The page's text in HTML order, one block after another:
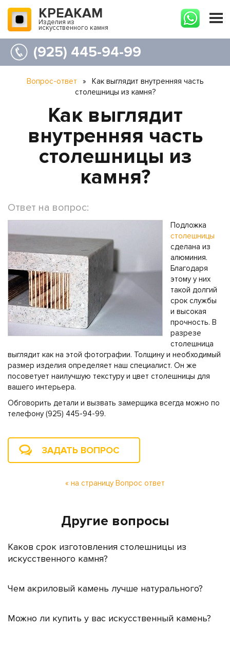
КРЕАКАМ
Изделия из
искусственного камня
(925) 445-94-99
Вопрос-ответ »
Как выглядит внутренняя часть
столешницы из камня?
Как выглядит
внутренняя часть
столешницы из
камня?
Ответ на вопрос:
Подложка
столешницы
сделана из
алюминия.
Благодаря
этому у них
такой долгий
срок службы
и высокая
прочность. В
разрезе
столешница
выглядит как на этой фотографии. Толщину и необходимый
размер изделия определяет наш специалист. Он же
посоветует наилучшую текстуру и цвет столешницы для
вашего интерьера.
Обговорить детали и вызвать замерщика всегда можно по
телефону (925) 445-94-99.
ЗАДАТЬ ВОПРОС
« на страницу Вопрос ответ
Другие вопросы
Каков срок изготовления столешницы из
искусственного камня?
Чем акриловый камень лучше натурального?
Можно ли купить у вас искусственный камень?